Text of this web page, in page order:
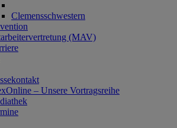
Clemensschwestern
(MAV)
– Unsere Vortragsreihe